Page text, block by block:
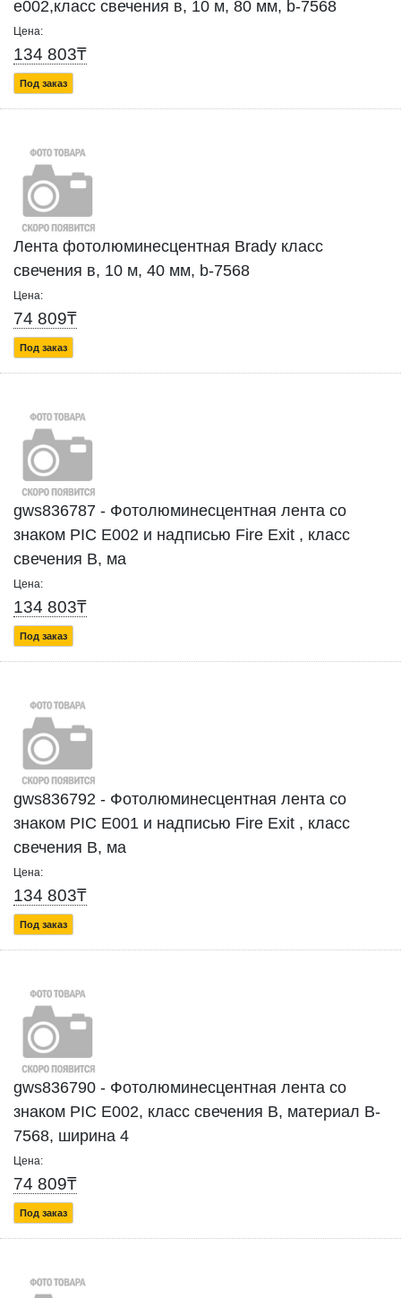
е002,класс свечения в, 10 м, 80 мм, b-7568
Цена:
134 803₸
Под заказ
Лента фотолюминесцентная Brady класс
свечения в, 10 м, 40 мм, b-7568
Цена:
74 809₸
Под заказ
gws836787 - Фотолюминесцентная лента со
знаком PIC Е002 и надписью Fire Exit , класс
свечения В, ма
Цена:
134 803₸
Под заказ
gws836792 - Фотолюминесцентная лента со
знаком PIC Е001 и надписью Fire Exit , класс
свечения В, ма
Цена:
134 803₸
Под заказ
gws836790 - Фотолюминесцентная лента со
знаком PIC Е002, класс свечения В, материал B-
7568, ширина 4
Цена:
74 809₸
Под заказ